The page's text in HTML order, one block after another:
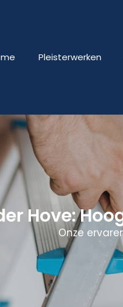
Pleisterwerken
Hove:
Onze